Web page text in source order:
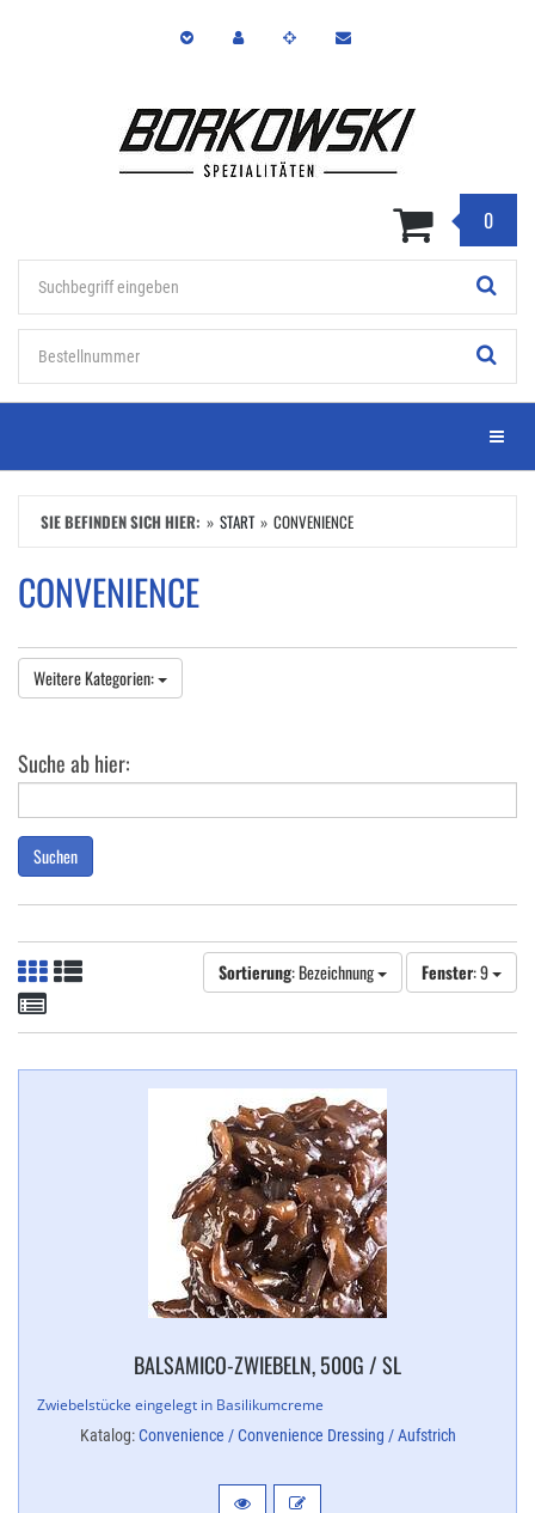
0
Menü
SIE BEFINDEN SICH HIER: START CONVENIENCE
CONVENIENCE
Weitere Kategorien:
Suche ab hier:
Suchen
Sortierung: Bezeichnung Fenster: 9
BALSAMICO-​ZWIEBELN, 500G / SL
Zwiebelstücke eingelegt in Basilikumcreme
Katalog:Convenience / Convenience Dressing / Aufstrich